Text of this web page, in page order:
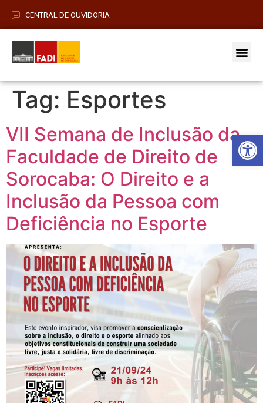
CENTRAL DE OUVIDORIA
Tag: Esportes
VII Semana de Inclusão da
Faculdade de Direito de
Sorocaba: O Direito e a
Inclusão da Pessoa com
Deficiência no Esporte
Barra de